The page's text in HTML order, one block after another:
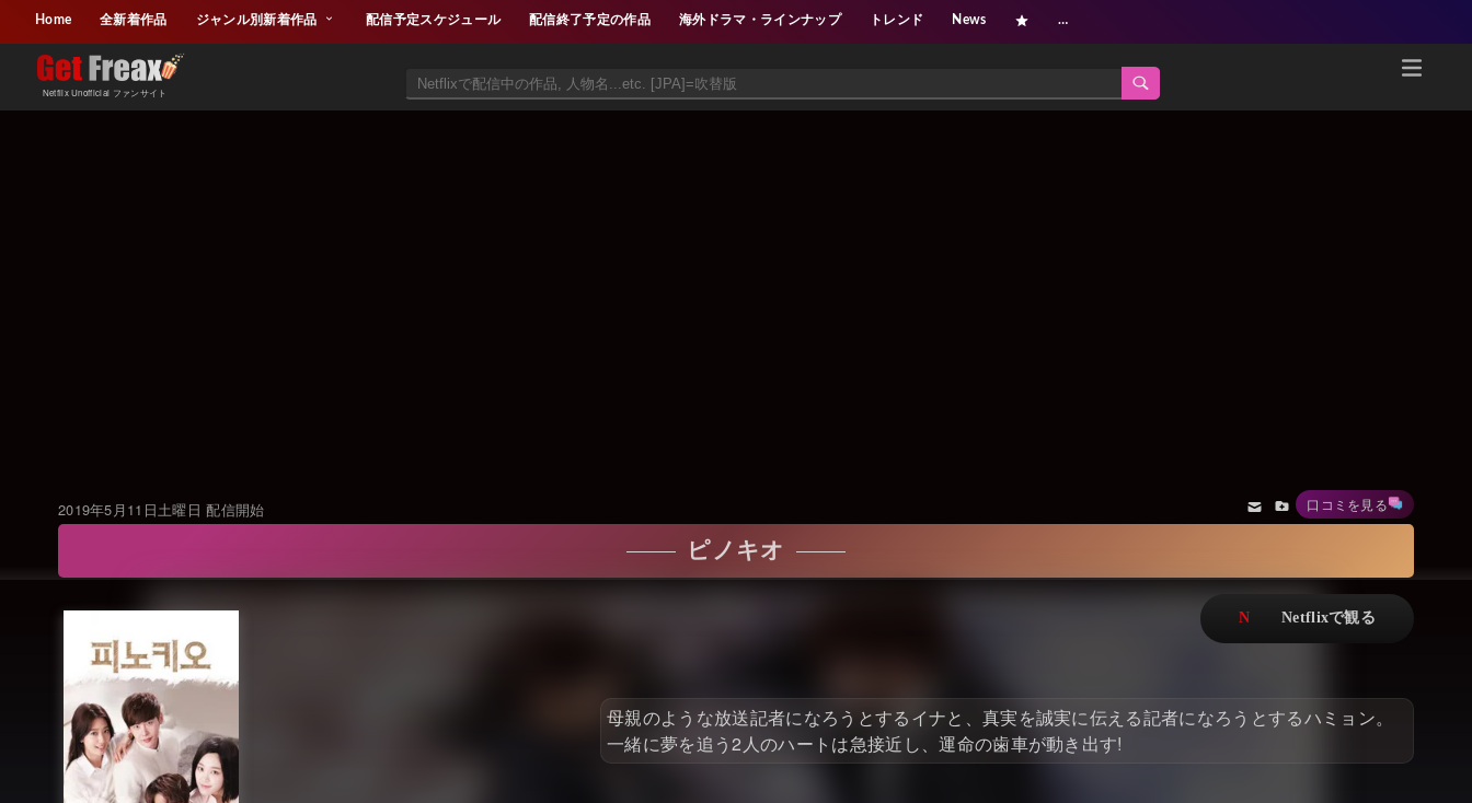
Home 全新着作品 ジャンル別新着作品 配信予定スケジュール 配信終了予定の作品 海外ドラマ・ラインナップ トレンド News …
Netflix Unofficial ファンサイト
Netflix新着作品
アジア映画
ドキュメンタリー
Netflixオリジナル作品
日本語吹替対応作品
その他の国のTV番組
Watchlistへ
Netflix Video
Netflix 吹替版作品
Netflix 高い評価の海外作品
2019年5月11日土曜日 配信開始 口コミを見る
ピノキオ
母親のような放送記者になろうとするイナと、真実を誠実に伝える記者になろうとするハミョン。
一緒に夢を追う2人のハートは急接近し、運命の歯車が動き出す!